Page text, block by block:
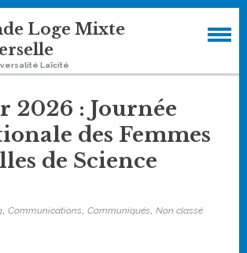
Loge Mixte
Laïcité
2026 : Journée
des Femmes
de Science
, Communications, Communiqués, Non classé